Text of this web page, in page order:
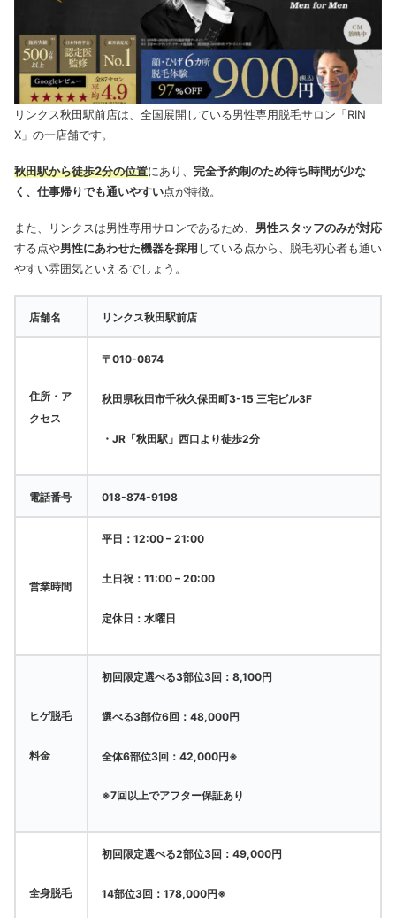
リンクス秋田駅前店は、全国展開している男性専用脱毛サロン「RIN
X」の一店舗です。
秋田駅から徒歩2分の位置にあり、 完全予約制のため待ち時間が少な
く、仕事帰りでも通いやすい点が特徴。
また、リンクスは男性専用サロンであるため、 男性スタッフのみが対応
する点や男性にあわせた機器を採用している点から、脱毛初心者も通い
やすい雰囲気といえるでしょう。
店舗名 リンクス秋田駅前店
住所・ア
クセス
〒010-0874
秋田県秋田市千秋久保田町3-15 三宅ビル3F
・JR「秋田駅」西口より徒歩2分
電話番号 018-874-9198
営業時間
平日：12:00 – 21:00
土日祝：11:00 – 20:00
定休日：水曜日
ヒゲ脱毛
料金
初回限定選べる3部位3回：8,100円
選べる3部位6回：48,000円
全体6部位3回：42,000円※
※7回以上でアフター保証あり
全身脱毛
初回限定選べる2部位3回：49,000円
14部位3回：178,000円※